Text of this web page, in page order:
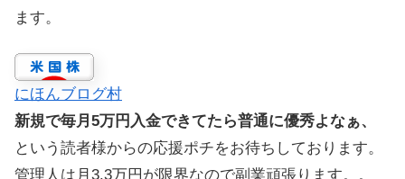
ます。
にほんブログ村
新規で毎月5万円入金できてたら普通に優秀よなぁ、
という読者様からの応援ポチをお待ちしております。
管理人は月3.3万円が限界なので副業頑張ります。。